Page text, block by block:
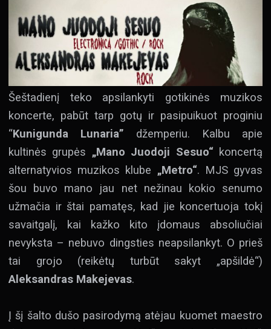
Šeštadienį teko apsilankyti gotikinės muzikos
koncerte, pabūt tarp gotų ir pasipuikuot proginiu
“Kunigunda Lunaria” džemperiu. Kalbu apie
kultinės grupės „Mano Juodoji Sesuo“koncertą
alternatyvios muzikos klube „Metro“. MJS gyvas
šou buvo mano jau net nežinau kokio senumo
užmačia ir štai pamatęs, kad jie koncertuoja tokį
savaitgalį, kai kažko kito įdomaus absoliučiai
nevyksta – nebuvo dingsties neapsilankyt. O prieš
tai grojo (reikėtų turbūt sakyt „apšildė“)
Aleksandras Makejevas.
Į šį šalto dušo pasirodymą atėjau kuomet maestro